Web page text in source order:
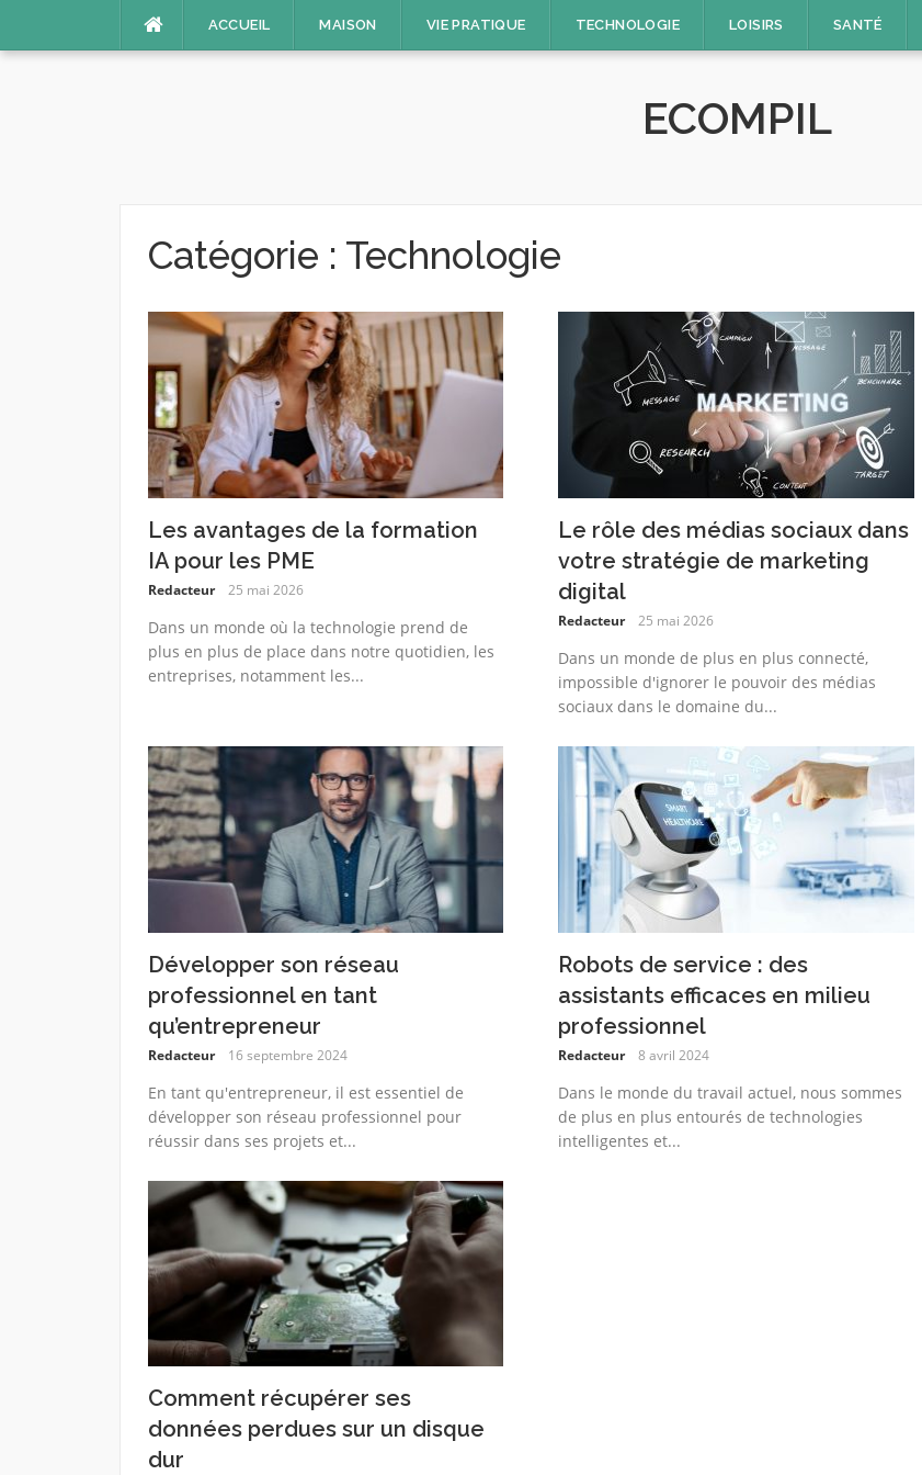
ACCUEIL MAISON VIE PRATIQUE TECHNOLOGIE LOISIRS SANTÉ
ECOMPIL
Catégorie : Technologie
Les avantages de la formation
IA pour les PME
Redacteur 25 mai 2026
Dans un monde où la technologie prend de
plus en plus de place dans notre quotidien, les
entreprises, notamment les...
Le rôle des médias sociaux dans
votre stratégie de marketing
digital
Redacteur 25 mai 2026
Dans un monde de plus en plus connecté,
impossible d'ignorer le pouvoir des médias
sociaux dans le domaine du...
Développer son réseau
professionnel en tant
qu’entrepreneur
Redacteur 16 septembre 2024
En tant qu'entrepreneur, il est essentiel de
développer son réseau professionnel pour
réussir dans ses projets et...
Robots de service : des
assistants efficaces en milieu
professionnel
Redacteur 8 avril 2024
Dans le monde du travail actuel, nous sommes
de plus en plus entourés de technologies
intelligentes et...
Comment récupérer ses
données perdues sur un disque
dur